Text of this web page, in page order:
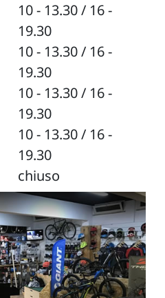
10 - 13.30 / 16 -
19.30
10 - 13.30 / 16 -
19.30
10 - 13.30 / 16 -
19.30
10 - 13.30 / 16 -
19.30
chiuso